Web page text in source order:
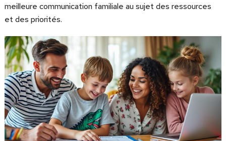
meilleure communication familiale au sujet des ressources
et des priorités.